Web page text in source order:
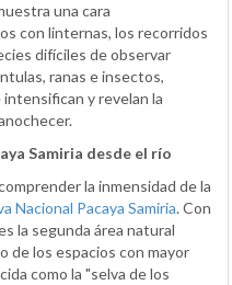
una cara
con linternas, los recorridos
difíciles de observar
ranas e insectos,
y revelan la
Samiria desde el río
la inmensidad de la
Nacional Pacaya Samiria. Con
la segunda área natural
de los espacios con mayor
como la "selva de los